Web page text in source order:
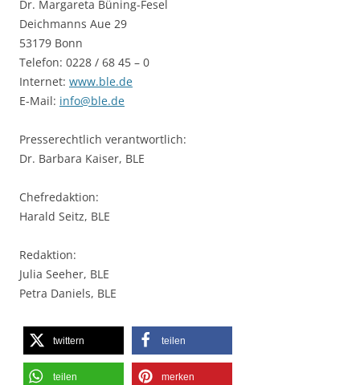
Dr. Margareta Büning-Fesel
Deichmanns Aue 29
53179 Bonn
Telefon: 0228 / 68 45 – 0
Internet: www.ble.de
E-Mail: info@ble.de
Presserechtlich verantwortlich:
Dr. Barbara Kaiser, BLE
Chefredaktion:
Harald Seitz, BLE
Redaktion:
Julia Seeher, BLE
Petra Daniels, BLE
twittern teilen
teilen merken